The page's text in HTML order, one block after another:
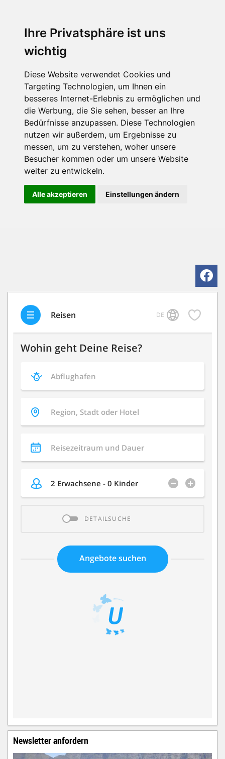
Ihre Privatsphäre ist uns
wichtig
Diese Website verwendet Cookies und
Targeting Technologien, um Ihnen ein
besseres Internet-Erlebnis zu ermöglichen und
die Werbung, die Sie sehen, besser an Ihre
Bedürfnisse anzupassen. Diese Technologien
nutzen wir außerdem, um Ergebnisse zu
messen, um zu verstehen, woher unsere
Besucher kommen oder um unsere Website
weiter zu entwickeln.
Alle akzeptieren Einstellungen ändern
Newsletter anfordern